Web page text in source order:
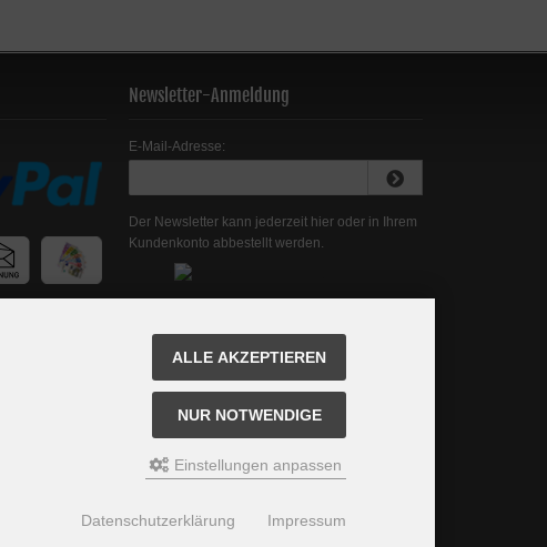
Newsletter-Anmeldung
E-Mail-Adresse:
Der Newsletter kann jederzeit hier oder in Ihrem
Kundenkonto abbestellt werden.
ALLE AKZEPTIEREN
NUR NOTWENDIGE
Einstellungen anpassen
Datenschutzerklärung Impressum